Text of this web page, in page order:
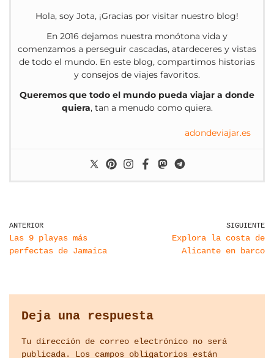
Hola, soy Jota, ¡Gracias por visitar nuestro blog!
En 2016 dejamos nuestra monótona vida y
comenzamos a perseguir cascadas, atardeceres y vistas
de todo el mundo. En este blog, compartimos historias
y consejos de viajes favoritos.
Queremos que todo el mundo pueda viajar a donde
quiera, tan a menudo como quiera.
adondeviajar.es
ANTERIOR
Las 9 playas más
perfectas de Jamaica
SIGUIENTE
Explora la costa de
Alicante en barco
Deja una respuesta
Tu dirección de correo electrónico no será
publicada.
Los campos obligatorios están